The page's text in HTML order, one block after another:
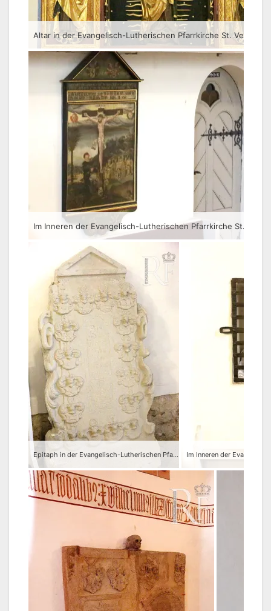
Epitaph in der Evangelisch-Lutherischen Pfarrkirche St. Veit in Wünschendorf/Elster